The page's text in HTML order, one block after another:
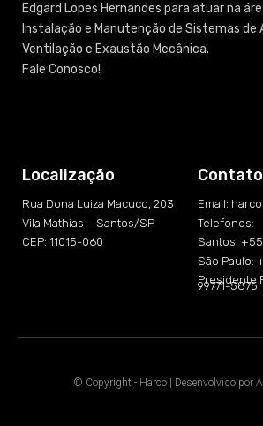
Edgard Lopes Hernandes para atuar na
Instalação e Manutenção de Sistemas de
Ventilação e Exaustão Mecânica.
Fale Conosco!
Localização
Rua Dona Luiza Macuco, 203
Vila Mathias – Santos/SP
CEP: 11015-060
Contato
Email:
Telefones:
Santos:
São Paulo:
Presidente
99771-5875
© Copyright - Harco | Desenvolvido por